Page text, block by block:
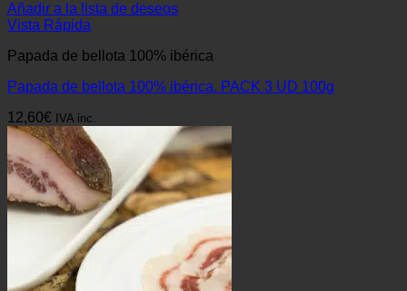
Añadir a la lista de deseos
Vista Rápida
Papada de bellota 100% ibérica
Papada de bellota 100% ibérica. PACK 3 UD 100g
12,60€ IVA inc.